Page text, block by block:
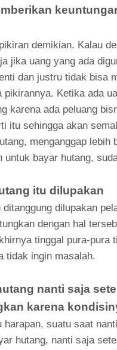
demikian. Kalau
jika uang yang ada
dan justru tidak bisa
pikirannya. Ketika ada
karena ada peluang
itu sehingga akan
menganggap
untuk bayar hutang,
itu dilupakan
dilupakan
dengan hal
tinggal pura-pura
tidak ingin masalah.
nanti saja
karena
harapan, suatu saat
hutang, nanti saja